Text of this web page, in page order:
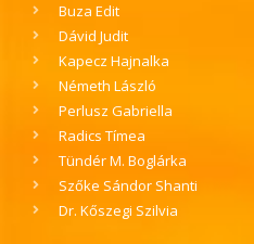
Buza Edit
Dávid Judit
Kapecz Hajnalka
Németh László
Perlusz Gabriella
Radics Tímea
Tündér M. Boglárka
Szőke Sándor Shanti
Dr. Kőszegi Szilvia